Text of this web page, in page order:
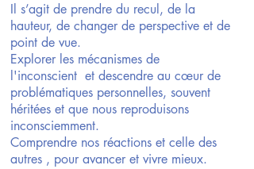
Il s’agit de prendre du recul, de la
hauteur, de changer de perspective et de
point de vue.
Explorer les mécanismes de
l'inconscient et descendre au cœur de
problématiques personnelles, souvent
héritées et que nous reproduisons
inconsciemment.
Comprendre nos réactions et celle des
autres , pour avancer et vivre mieux.